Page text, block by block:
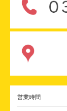
営業時間